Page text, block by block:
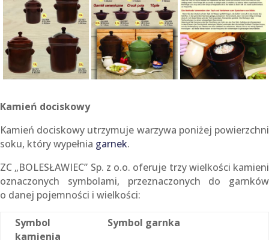
Kamień dociskowy
Kamień dociskowy utrzymuje warzywa poniżej powierzchni
soku, który wypełnia garnek.
ZC „BOLESŁAWIEC” Sp. z o.o. oferuje trzy wielkości kamieni
oznaczonych symbolami, przeznaczonych do garnków
o danej pojemności i wielkości:
Symbol
kamienia
Symbol garnka